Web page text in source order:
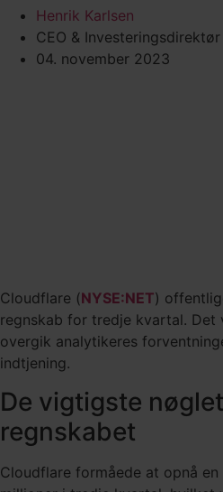
Henrik Karlsen
CEO & Investeringsdirektør
04. november 2023
Cloudflare (NYSE:NET)
regnskab for tredje kvartal. Det
overgik analytikeres
indtjening.
De vigtigste
regnskabet
Cloudflare formåede at opnå